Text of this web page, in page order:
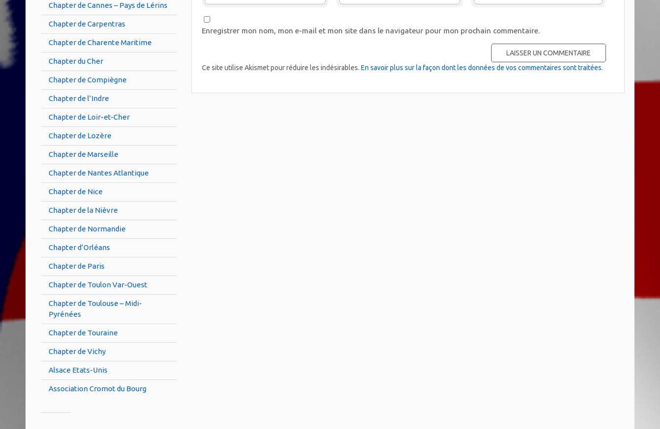
Enregistrer mon nom, mon e-mail et mon site dans le navigateur pour mon prochain commentaire.
Ce site utilise Akismet pour réduire les indésirables. En savoir plus sur la façon dont les données de vos commentaires sont traitées.
Chapter de Cannes – Pays de Lérins
Chapter de Carpentras
Chapter de Charente Maritime
Chapter du Cher
Chapter de Compiègne
Chapter de l’Indre
Chapter de Loir-et-Cher
Chapter de Lozère
Chapter de Marseille
Chapter de Nantes Atlantique
Chapter de Nice
Chapter de la Nièvre
Chapter de Normandie
Chapter d’Orléans
Chapter de Paris
Chapter de Toulon Var-Ouest
Chapter de Toulouse – Midi-
Pyrénées
Chapter de Touraine
Chapter de Vichy
Alsace Etats-Unis
Association Cromot du Bourg